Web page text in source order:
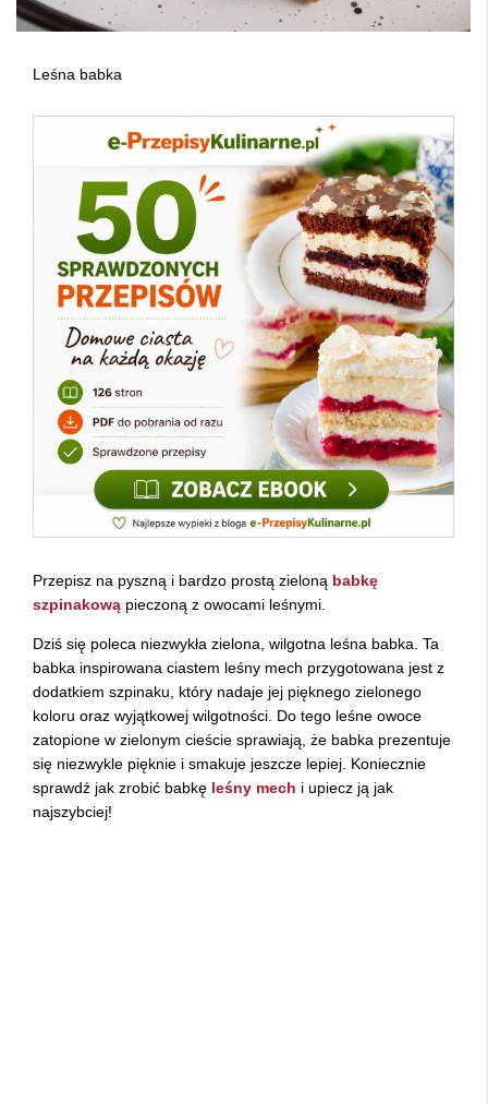
Leśna babka
Przepisz na pyszną i bardzo prostą zieloną babkę
szpinakową pieczoną z owocami leśnymi.
Dziś się poleca niezwykła zielona, wilgotna leśna babka. Ta
babka inspirowana ciastem leśny mech przygotowana jest z
dodatkiem szpinaku, który nadaje jej pięknego zielonego
koloru oraz wyjątkowej wilgotności. Do tego leśne owoce
zatopione w zielonym cieście sprawiają, że babka prezentuje
się niezwykle pięknie i smakuje jeszcze lepiej. Koniecznie
sprawdź jak zrobić babkę leśny mech i upiecz ją jak
najszybciej!